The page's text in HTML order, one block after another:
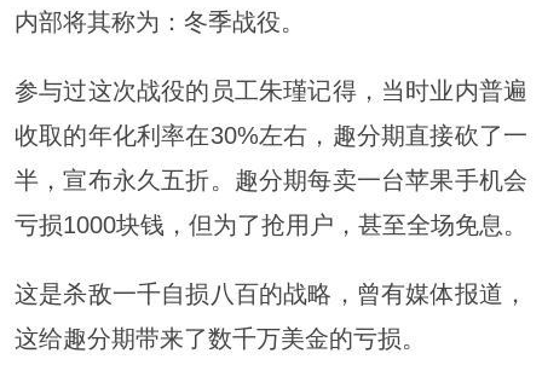
内部将其称为：冬季战役。
参与过这次战役的员工朱瑾记得，当时业内普遍
收取的年化利率在30%左右，趣分期直接砍了一
半，宣布永久五折。趣分期每卖一台苹果手机会
亏损1000块钱，但为了抢用户，甚至全场免息。
这是杀敌一千自损八百的战略，曾有媒体报道，
这给趣分期带来了数千万美金的亏损。